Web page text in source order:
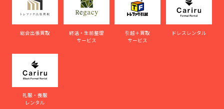
総合出張買取
終活・生前整理
サービス
引越＋買取
サービス
ドレスレンタル
礼服・喪服
レンタル